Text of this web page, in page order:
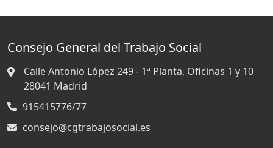
Consejo General del Trabajo Social
Calle Antonio López 249 - 1ª Planta, Oficinas 1 y 10
28041 Madrid
915415776/77
consejo@cgtrabajosocial.es